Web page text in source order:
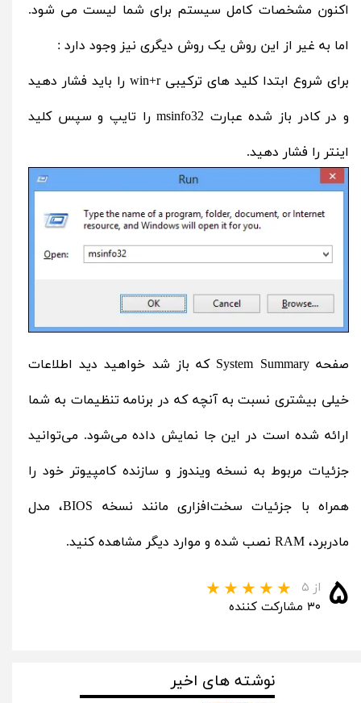
اکنون مشخصات کامل سیستم برای شما لیست می شود.
اما به غیر از این روش یک روش دیگری نیز وجود دارد :
برای شروع ابتدا کلید های ترکیبی win+r‌ را باید فشار دهید
و در کادر باز شده عبارت msinfo32 را تایپ و سپس کلید
اینتر را فشار دهید.
صفحه System Summary که باز شد خواهید دید اطلاعات
خیلی بیشتری نسبت به آنچه که در برنامه تنظیمات به شما
ارائه شده است در این جا نمایش داده می‌شود. می‌توانید
جزئیات مربوط به نسخه ویندوز و سازنده کامپیوتر خود را
همراه با جزئیات سخت‌افزاری مانند نسخه BIOS، مدل
مادربرد، RAM نصب شده و موارد دیگر مشاهده کنید.
۵ از ۵
۳۰ مشارکت کننده
نوشته های اخیر